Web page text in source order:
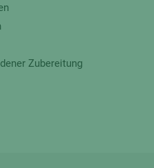
Zubereitung